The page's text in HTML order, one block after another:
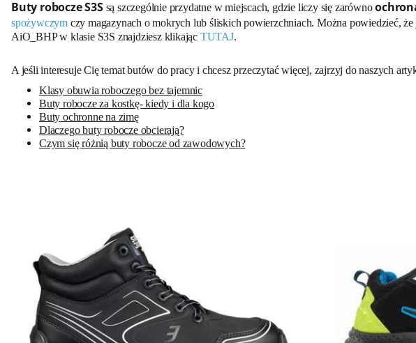
Buty robocze S3Ssą szczególnie przydatne w miejscach, gdzie liczy się zarówno
spożywczym czy magazynach o mokrych lub śliskich powierzchniach. Można powiedzieć, że
AiO_BHP w klasie S3S znajdziesz klikając TUTAJ.
A jeśli interesuje Cię temat butów do pracy i chcesz przeczytać więcej, zajrzyj do naszych
Klasy obuwia roboczego bez tajemnic
Buty robocze za kostkę- kiedy i dla kogo
Buty ochronne na zimę
Dlaczego buty robocze obcierają?
Czym się różnią buty robocze od zawodowych?